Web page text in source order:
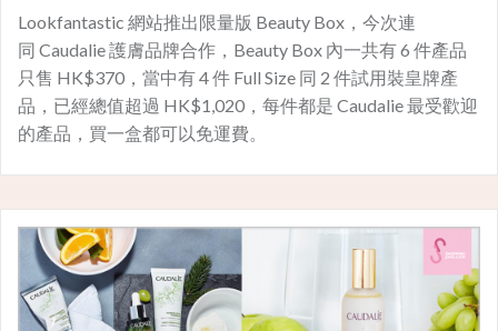
Lookfantastic 網站推出限量版 Beauty Box，今次連
同 Caudalie 護膚品牌合作，Beauty Box 內一共有 6 件產品
只售 HK$370，當中有 4 件 Full Size 同 2 件試用裝皇牌產
品，已經總值超過 HK$1,020，每件都是 Caudalie 最受歡迎
的產品，買一盒都可以免運費。